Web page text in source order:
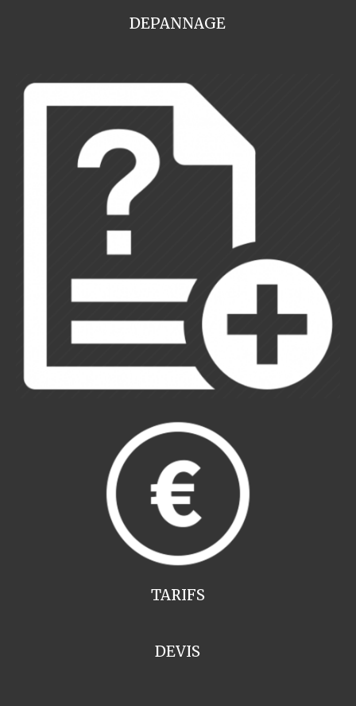
DEPANNAGE
TARIFS
DEVIS